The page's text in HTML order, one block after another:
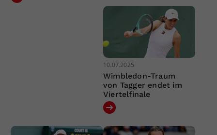
10.07.2025
Wimbledon-Traum
von Tagger endet im
Viertelfinale